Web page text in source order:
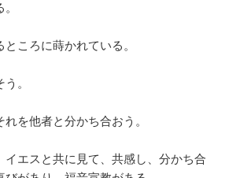
ころに蒔かれている。
。
を他者と分かち合おう。
イエスと共に見て、共感し、分かち合